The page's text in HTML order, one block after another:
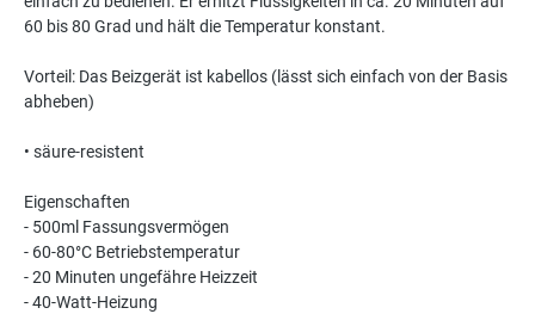
60 bis 80 Grad und hält die Temperatur konstant.
Vorteil: Das Beizgerät ist kabellos (lässt sich einfach von der Basis
abheben)
• säure-resistent
Eigenschaften
- 500ml Fassungsvermögen
- 60-80°C Betriebstemperatur
- 20 Minuten ungefähre Heizzeit
- 40-Watt-Heizung